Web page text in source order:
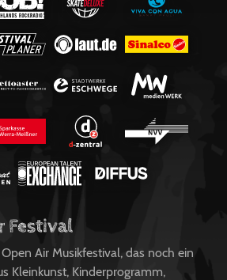
Festival
Air Musikfestival, das noch ein
Kleinkunst, Kinderprogramm,